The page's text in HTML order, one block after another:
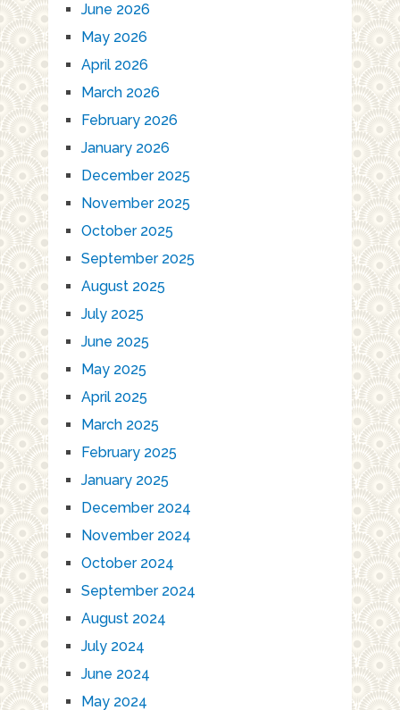
June 2026
May 2026
April 2026
March 2026
February 2026
January 2026
December 2025
November 2025
October 2025
September 2025
August 2025
July 2025
June 2025
May 2025
April 2025
March 2025
February 2025
January 2025
December 2024
November 2024
October 2024
September 2024
August 2024
July 2024
June 2024
May 2024